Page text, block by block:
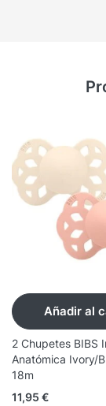
Añadir al
2 Chupetes BIBS
Anatómica Ivory/
18m
11,95 €